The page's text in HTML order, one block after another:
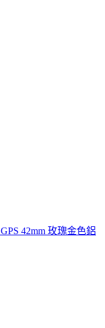
42mm 玫瑰金色鋁